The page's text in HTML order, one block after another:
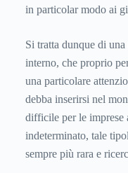
in particolar modo ai
Si tratta dunque di
interno, che proprio
una particolare
debba inserirsi nel
difficile per le imprese
indeterminato, tale
sempre più rara e